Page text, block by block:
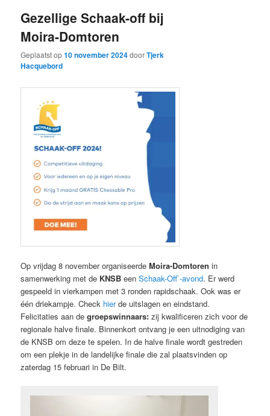
Gezellige Schaak-off bij
Moira-Domtoren
Geplaatst op10 november 2024doorTjerk
Hacquebord
Op vrijdag 8 november organiseerdeMoira-Domtoren in
samenwerking met de KNSB eenSchaak-Off`-avond. Er werd
gespeeld in vierkampen met 3 ronden rapidschaak. Ook was er
één driekampje. Check hierde uitslagen en eindstand.
Felicitaties aan degroepswinnaars: zij kwalificeren zich voor de
regionale halve finale. Binnenkort ontvang je een uitnodiging van
de KNSB om deze te spelen. In de halve finale wordt gestreden
om een plekje in de landelijke finaledie zal plaatsvinden op
zaterdag 15 februari in De Bilt.